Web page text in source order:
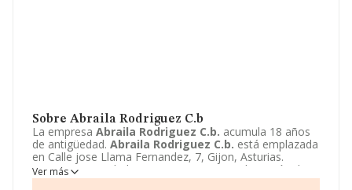
Sobre Abraila Rodriguez C.b
La empresa Abraila Rodriguez C.b. acumula 18 años
de antigüedad. Abraila Rodriguez C.b. está emplazada
en Calle jose Llama Fernandez, 7, Gijon, Asturias.
Centra su actividad CNAE como 2512 - Fabricación de
puertas y ventanas de metal. La empresaAbraila
Ver más